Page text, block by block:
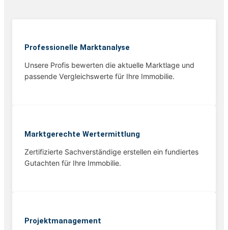
Professionelle Marktanalyse
Unsere Profis bewerten die aktuelle Marktlage und
passende Vergleichswerte für Ihre Immobilie.
Marktgerechte Wertermittlung
Zertifizierte Sachverständige erstellen ein fundiertes
Gutachten für Ihre Immobilie.
Projekt­management